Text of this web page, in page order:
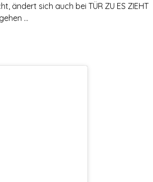
ändert sich auch bei TÜR ZU ES ZIEHT
…